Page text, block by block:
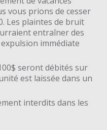
vous prions de cesser
Les plaintes de bruit
entraîner des
immédiate
seront débités sur
est laissée dans un
interdits dans les